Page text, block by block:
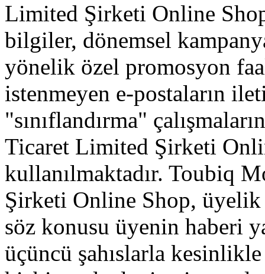
Limited Şirketi Online
bilgiler, dönemsel
yönelik özel promosyon
istenmeyen e-postaların
"sınıflandırma"
Ticaret Limited Şirketi
kullanılmaktadır. Toubiq
Şirketi Online Shop,
söz konusu üyenin haberi
üçüncü şahıslarla